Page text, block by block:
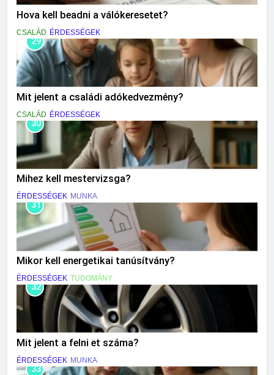
Hova kell beadni a válókeresetet?
CSALÁD ÉRDESSÉGEK
29
Mit jelent a családi adókedvezmény?
CSALÁD ÉRDESSÉGEK
30
Mihez kell mestervizsga?
ÉRDESSÉGEK MUNKA
31
Mikor kell energetikai tanúsítvány?
ÉRDESSÉGEK TUDOMÁNY
32
Mit jelent a felni et száma?
ÉRDESSÉGEK MUNKA
33